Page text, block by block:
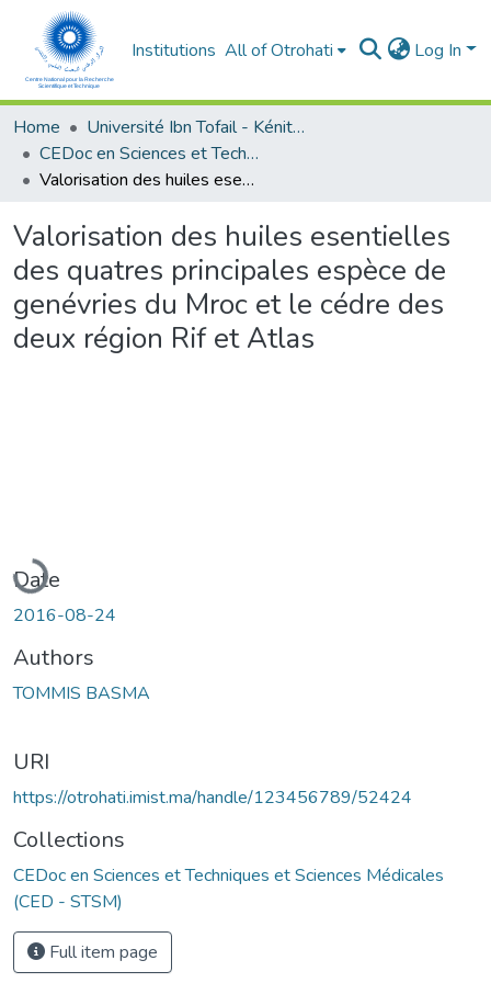
Institutions All of Otrohati Log In
Home
Université Ibn Tofail - Kénitra
CEDoc en Sciences et Techniques et Sciences Médicales (CED - STSM)
Valorisation des huiles esentielles des quatres principales espèce de genévries du Mroc et le cédre des deux région Rif et Atlas
Valorisation des huiles esentielles
des quatres principales espèce de
genévries du Mroc et le cédre des
deux région Rif et Atlas
Loading...
Date
2016-08-24
Authors
TOMMIS BASMA
URI
https://otrohati.imist.ma/handle/123456789/52424
Collections
CEDoc en Sciences et Techniques et Sciences Médicales
(CED - STSM)
Full item page